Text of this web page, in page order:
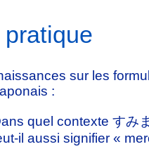
sur les
:
quel contexte すみ
il aussi signifier «